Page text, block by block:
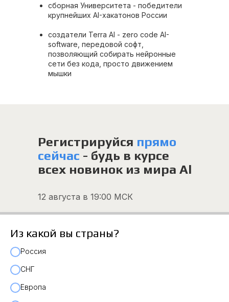
сборная Университета - победители
крупнейших AI-хакатонов России
создатели Terra AI - zero code AI-
software, передовой софт,
позволяющий собирать нейронные
сети без кода, просто движением
мышки
Регистрируйся прямо
сейчас - будь в курсе
всех новинок из мира Al
12 августа в 19:00 МСК
Из какой вы страны?
Россия
СНГ
Европа